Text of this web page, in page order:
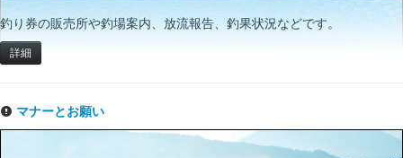
釣り券の販売所や釣場案内、放流報告、釣果状況などです。
詳細
マナーとお願い